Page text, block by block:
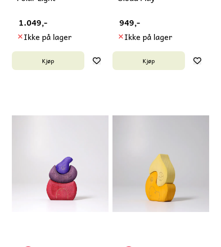
1.049,-
Ikke på lager
Kjøp
949,-
Ikke på lager
Kjøp